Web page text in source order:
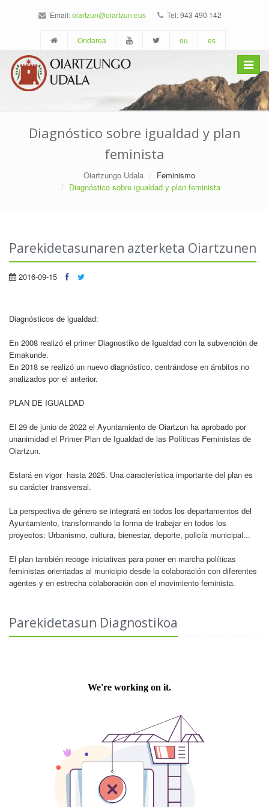
Email:oiartzun@oiartzun.eus Tel: 943 490 142
Ondarea eu es
Toggle
Diagnóstico sobre igualdad y plan
feminista
Oiartzungo Udala
Feminismo
Diagnóstico sobre igualdad y plan feminista
Parekidetasunaren azterketa Oiartzunen
2016-09-15
Diagnósticos de igualdad:
En 2008 realizó el primer Diagnostiko de Igualdad con la subvención de
Emakunde.
En 2018 se realizó un nuevo diagnóstico, centrándose en ámbitos no
analizados por el anterior.
PLAN DE IGUALDAD
El 29 de junio de 2022 el Ayuntamiento de Oiartzun ha aprobado por
unanimidad el Primer Plan de Igualdad de las Políticas Feministas de
Oiartzun.
Estará en vigor hasta 2025. Una característica importante del plan es
su carácter transversal.
La perspectiva de género se integrará en todos los departamentos del
Ayuntamiento, transformando la forma de trabajar en todos los
proyectos: Urbanismo, cultura, bienestar, deporte, policía municipal...
El plan también recoge iniciativas para poner en marcha políticas
feministas orientadas al municipio desde la colaboración con diferentes
agentes y en estrecha colaboración con el movimiento feminista.
Parekidetasun Diagnostikoa